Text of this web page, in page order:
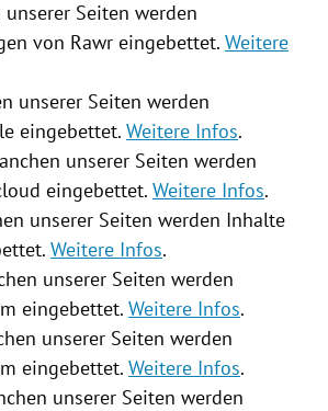
Seiten werden
von Rawr eingebettet. Weitere
unserer Seiten werden
eingebettet. Weitere Infos.
unserer Seiten werden
eingebettet. Weitere Infos.
unserer Seiten werden Inhalte
Weitere Infos.
unserer Seiten werden
eingebettet. Weitere Infos.
unserer Seiten werden
eingebettet. Weitere Infos.
unserer Seiten werden